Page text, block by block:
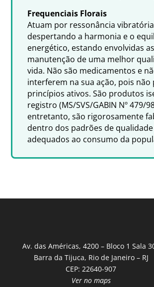
Frequenciais Florais
Atuam por ressonância
despertando a harmonia e o
energético, estando envolvidas
manutenção de uma melhor
vida. Não são medicamentos e
interferem na sua ação, pois não
princípios ativos. São produtos
registro (MS/SVS/GABIN Nº 479/
entretanto, são rigorosamente
dentro dos padrões de qualidade
adequados ao consumo da
Av. das Américas, 4200 – Bloco 1 Sala
Barra da Tijuca, Rio de Janeiro – RJ
CEP: 22640-907
Ver no maps